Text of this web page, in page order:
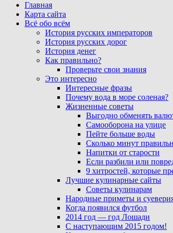
Главная
Карта сайта
Всё обо всём
История русских императоров
История русских дорог
История денег
Как правильно?
Проверьте свои знания
Это интересно
Интересные фразы
Почему вода в море соленая?
Жизненные советы
Выгодно обменять
Самооборона на улице
Пейте больше воды
Сколько минут
Напитки от старости
Если разбили или
9 хитростей, которые
Лучшие кулинарные сайты
Советы кулинарам
Народные приметы и
Когда появился футбол
2014 год — год Лошади
С наступающим 2015 годом!